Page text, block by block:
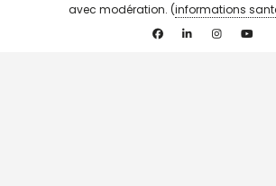
avec modération. (informations
FacebookLinkedin Instagram